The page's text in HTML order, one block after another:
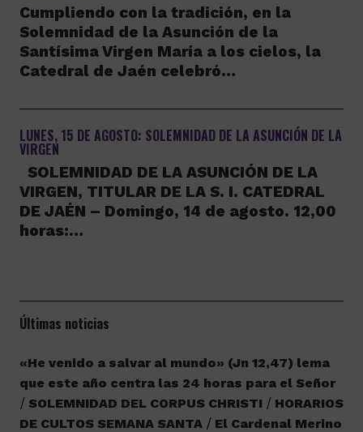
Cumpliendo con la tradición, en la
Solemnidad de la Asunción de la
Santísima Virgen María a los cielos, la
Catedral de Jaén celebró…
LUNES, 15 DE AGOSTO: SOLEMNIDAD DE LA ASUNCIÓN DE LA
VIRGEN
SOLEMNIDAD DE LA ASUNCIÓN DE LA
VIRGEN, TITULAR DE LA S. I. CATEDRAL
DE JAÉN – Domingo, 14 de agosto. 12,00
horas:…
Últimas noticias
«He venido a salvar al mundo» (Jn 12,47) lema
que este año centra las 24 horas para el Señor
SOLEMNIDAD DEL CORPUS CHRISTI
HORARIOS
DE CULTOS SEMANA SANTA
El Cardenal Merino